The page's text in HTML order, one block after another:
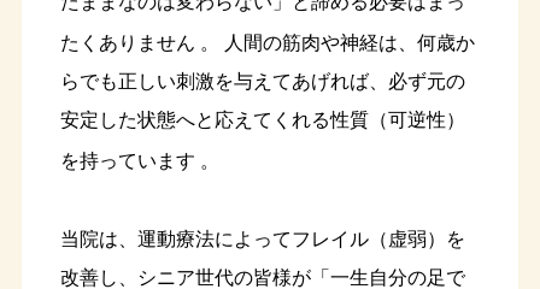
たくありません 。 人間の筋肉や神経は、何歳か
らでも正しい刺激を与えてあげれば、必ず元の
安定した状態へと応えてくれる性質（可逆性）
を持っています 。
当院は、運動療法によってフレイル（虚弱）を
改善し、シニア世代の皆様が「一生自分の足で